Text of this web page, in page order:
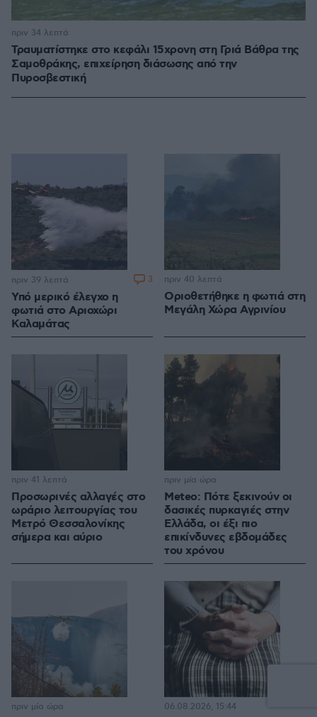
Τραυματίστηκε στο κεφάλι 15χρονη στη Γριά Βάθρα της
Σαμοθράκης, επιχείρηση διάσωσης από την
Πυροσβεστική
πριν 34 λεπτά
Υπό μερικό έλεγχο η
φωτιά στο Αριοχώρι
Καλαμάτας
πριν 39 λεπτά 3
Οριοθετήθηκε η φωτιά στη
Μεγάλη Χώρα Αγρινίου
πριν 40 λεπτά
Προσωρινές αλλαγές στο
ωράριο λειτουργίας του
Μετρό Θεσσαλονίκης
σήμερα και αύριο
πριν 41 λεπτά
Meteo: Πότε ξεκινούν οι
δασικές πυρκαγιές στην
Ελλάδα, οι έξι πιο
επικίνδυνες εβδομάδες
του χρόνου
πριν μία ώρα
πριν μία ώρα 06.08.2026, 15:44